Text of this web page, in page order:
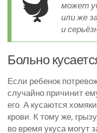
может
или же
и
Больно
Если ребенок
случайно причинит
его. А кусаются
крови. К тому же,
во время укуса могут